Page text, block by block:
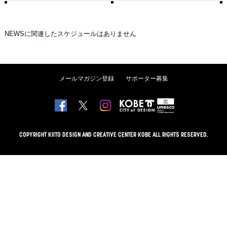
NEWSに関連したスケジュールはありません
メールマガジン登録 サポーター募集
COPYRIGHT KIITO DESIGN AND CREATIVE CENTER KOBE ALL RIGHTS RESERVED.